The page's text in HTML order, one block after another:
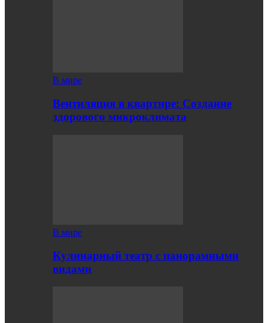
В мире
Вентиляция в квартире: Создание
здорового микроклимата
В мире
Кулинарный театр с панорамными
видами